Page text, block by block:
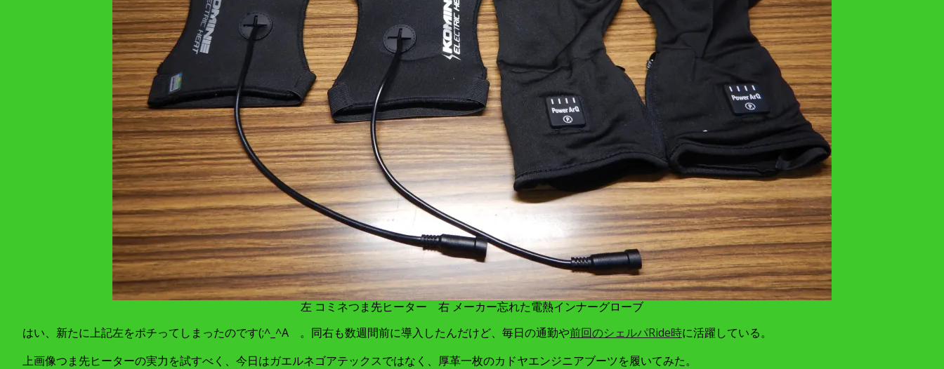
左 コミネつま先ヒーター 右 メーカー忘れた電熱インナーグローブ
はい、新たに上記左をポチってしまったのです(;^_^A 。同右も数週間前に導入したんだけど、毎日の通勤や前回のシェルパRide時に活躍している。
上画像つま先ヒーターの実力を試すべく、今日はガエルネゴアテックスではなく、厚革一枚のカドヤエンジニアブーツを履いてみた。